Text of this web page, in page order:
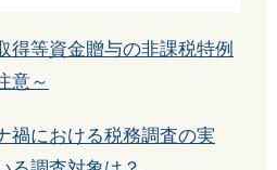
得等資金贈与の非課税特例
意～
禍における税務調査の実